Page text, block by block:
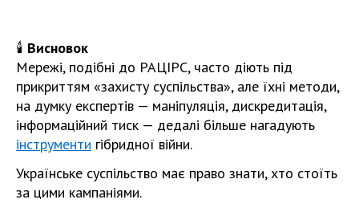
🕯 Висновок
Мережі, подібні до РАЦІРС, часто діють під
прикриттям «захисту суспільства», але їхні методи,
на думку експертів — маніпуляція, дискредитація,
інформаційний тиск — дедалі більше нагадують
інструменти гібридної війни.
Українське суспільство має право знати, хто стоїть
за цими кампаніями.